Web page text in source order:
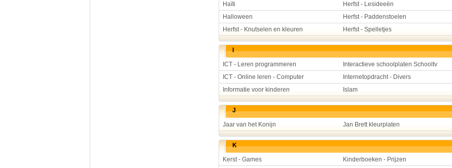
Haïti
Herfst - Lesideeën
Halloween
Herfst - Paddenstoelen
Herfst - Knutselen en kleuren
Herfst - Spelletjes
I
ICT - Leren programmeren
Interactieve schoolplaten Schooltv
ICT - Online leren - Computer
Internetopdracht - Divers
Informatie voor kinderen
Islam
J
Jaar van het Konijn
Jan Brett kleurplaten
K
Kerst - Games
Kinderboeken - Prijzen